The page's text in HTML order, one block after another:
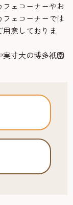
ェコーナーやお
ェコーナーでは
意しておりま
実寸大の博多祇園